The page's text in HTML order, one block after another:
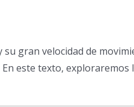
gran velocidad de
este texto,